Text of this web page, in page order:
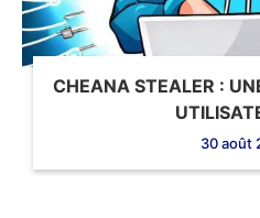
CHEANA STEALER :
30 août